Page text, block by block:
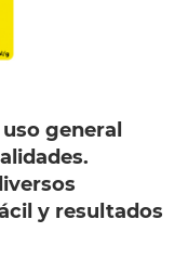
general
y resultados